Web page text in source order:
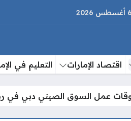
6 أغسطس 2026
اقتصاد الإمارات التعليم في
عمل السوق الصيني دبي في